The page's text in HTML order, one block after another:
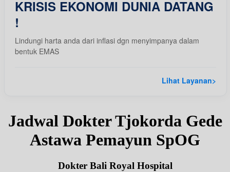
KRISIS EKONOMI DUNIA DATANG
!
Lindungi harta anda dari inflasi dgn menyimpanya dalam
bentuk EMAS
Lihat Layanan>
Jadwal Dokter Tjokorda Gede
Astawa Pemayun SpOG
Dokter Bali Royal Hospital